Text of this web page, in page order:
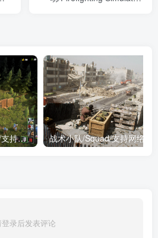
灾厄浩劫/The Scouring/支持网络联机 战术小队/Squad/支持网络联
录后发表评论